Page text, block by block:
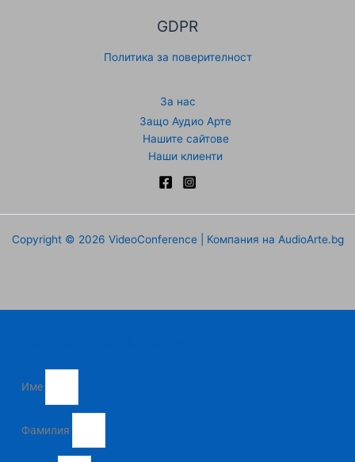
GDPR
Политика за поверителност
За нас
Защо Аудио Арте
Нашите сайтове
Наши клиенти
Copyright © 2026 VideoConference | Компания на AudioArte.bg
Име
Фамилия